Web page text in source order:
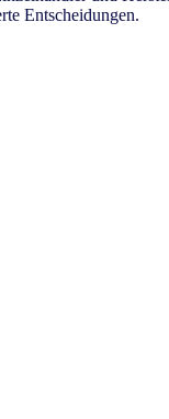
Entscheidungen.